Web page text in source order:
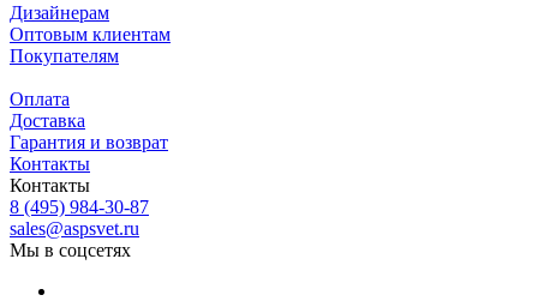
Дизайнерам
Оптовым клиентам
Покупателям
Оплата
Доставка
Гарантия и возврат
Контакты
Контакты
8 (495) 984-30-87
sales@aspsvet.ru
Мы в соцсетях